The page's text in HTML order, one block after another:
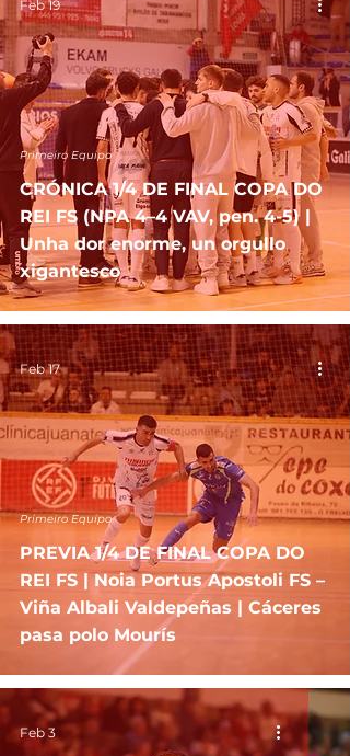
CRÓNICA 1/4 DE FINAL COPA DO
REI FS (NPA 4–4 VAV, pen. 4-5) |
Unha dor enorme, un orgullo
xigantesco
Primeiro Equipo
Feb 19
PREVIA 1/4 DE FINAL COPA DO
REI FS | Noia Portus Apostoli FS –
Viña Albali Valdepeñas | Cáceres
pasa polo Mourís
Primeiro Equipo
Feb 17
Feb 3